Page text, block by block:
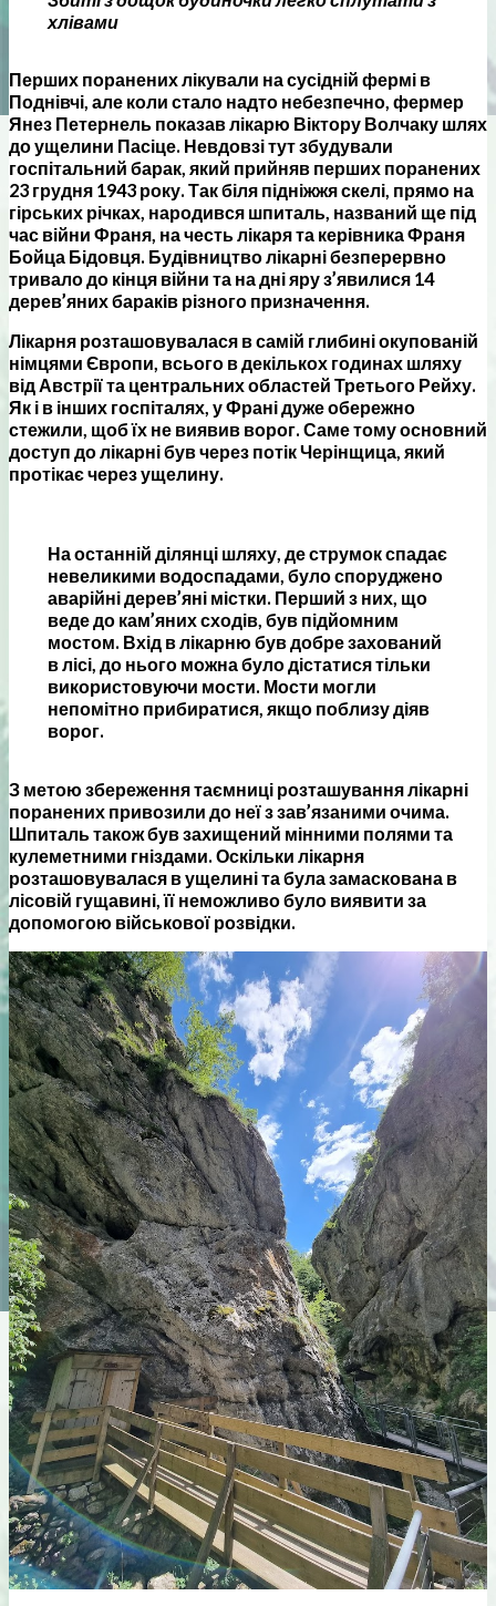
хлівами
Перших поранених лікували на сусідній фермі в
Поднівчі, але коли стало надто небезпечно, фермер
Янез Петернель показав лікарю Віктору Волчаку шлях
до ущелини Пасіце. Невдовзі тут збудували
госпітальний барак, який прийняв перших поранених
23 грудня 1943 року. Так біля підніжжя скелі, прямо на
гірських річках, народився шпиталь, названий ще під
час війни Франя, на честь лікаря та керівника Франя
Бойца Бідовця. Будівництво лікарні безперервно
тривало до кінця війни та на дні яру з’явилися 14
дерев’яних бараків різного призначення.
Лікарня розташовувалася в самій глибині окупованій
німцями Європи, всього в декількох годинах шляху
від Австрії та центральних областей Третього Рейху.
Як і в інших госпіталях, у Франі дуже обережно
стежили, щоб їх не виявив ворог. Саме тому основний
доступ до лікарні був через потік Черінщица, який
протікає через ущелину.
На останній ділянці шляху, де струмок спадає
невеликими водоспадами, було споруджено
аварійні дерев’яні містки. Перший з них, що
веде до кам’яних сходів, був підйомним
мостом. Вхід в лікарню був добре захований
в лісі, до нього можна було дістатися тільки
використовуючи мости. Мости могли
непомітно прибиратися, якщо поблизу діяв
ворог.
З метою збереження таємниці розташування лікарні
поранених привозили до неї з зав’язаними очима.
Шпиталь також був захищений мінними полями та
кулеметними гніздами. Оскільки лікарня
розташовувалася в ущелині та була замаскована в
лісовій гущавині, її неможливо було виявити за
допомогою військової розвідки.